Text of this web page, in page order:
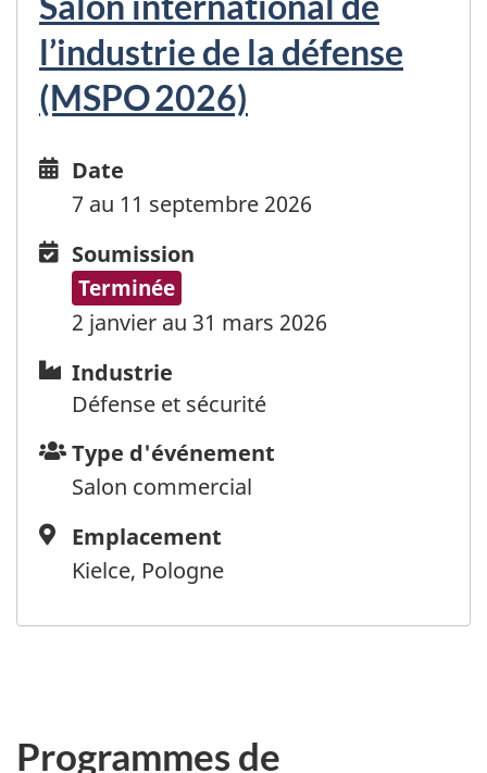
l’industrie de la défense
(MSPO 2026)
Date
and
Date
7 au 11 septembre 2026
Soumission
Soumission
Terminée
2 janvier au 31 mars 2026
Industrie
Industrie
Défense et sécurité
Type
d'événement
Type d'événement
Salon commercial
Emplacement
Emplacement
Kielce, Pologne
Programmes de